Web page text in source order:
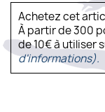
Achetez cet
À partir de 300
de 10€ à utiliser
d'informations).